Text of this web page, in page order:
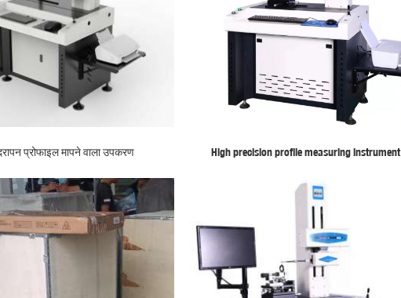
प्रोफाइल मापने वाला उपकरण High precision profile measuring instrument